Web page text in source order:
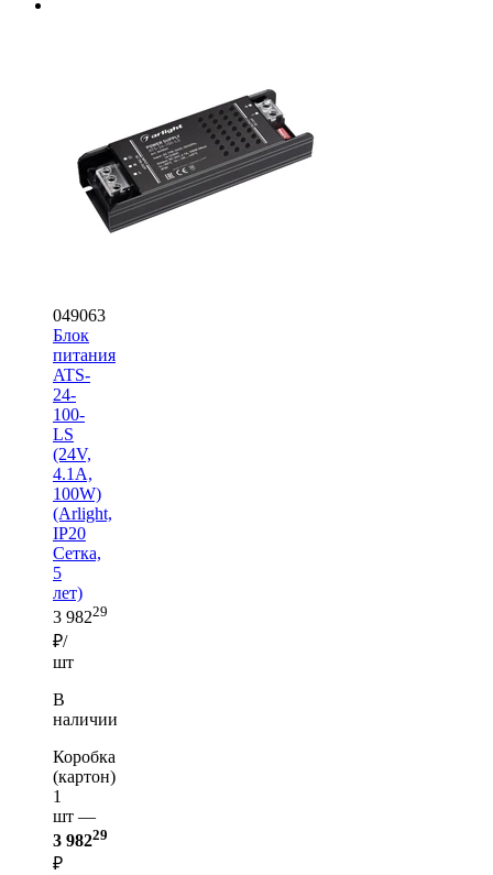
049063
Блок
питания
ATS-
24-
100-
LS
(24V,
4.1A,
100W)
(Arlight,
IP20
Сетка,
5
лет)
3 98229
₽/
шт
В
наличии
Коробка
(картон)
1
шт —
3 98229
₽